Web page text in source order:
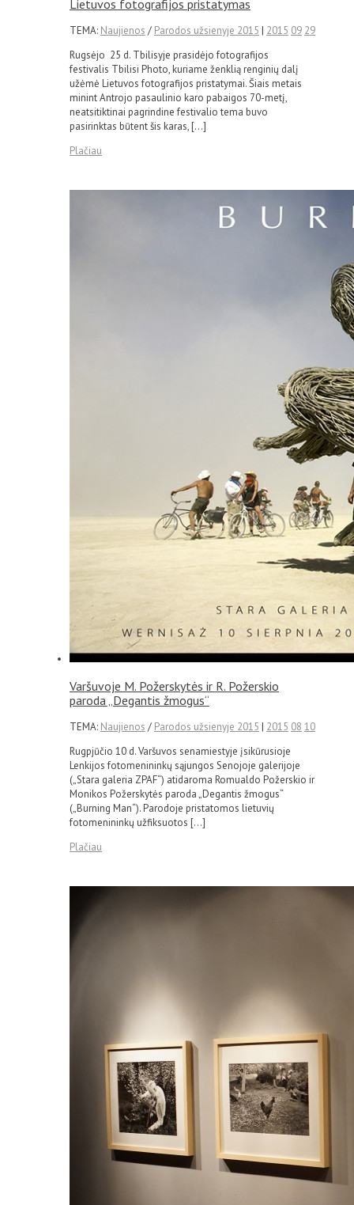
Lietuvos fotografijos pristatymas
TEMA: Naujienos / Parodos užsienyje 2015 | 2015 09 29
Rugsėjo 25 d. Tbilisyje prasidėjo fotografijos
festivalis Tbilisi Photo, kuriame ženklią renginių dalį
užėmė Lietuvos fotografijos pristatymai. Šiais metais
minint Antrojo pasaulinio karo pabaigos 70-metį,
neatsitiktinai pagrindine festivalio tema buvo
pasirinktas būtent šis karas, […]
Plačiau
Varšuvoje M. Požerskytės ir R. Požerskio
paroda „Degantis žmogus“
TEMA: Naujienos / Parodos užsienyje 2015 | 2015 08 10
Rugpjūčio 10 d. Varšuvos senamiestyje įsikūrusioje
Lenkijos fotomenininkų sąjungos Senojoje galerijoje
(„Stara galeria ZPAF“) atidaroma Romualdo Požerskio ir
Monikos Požerskytės paroda „Degantis žmogus“
(„Burning Man“). Parodoje pristatomos lietuvių
fotomenininkų užfiksuotos […]
Plačiau